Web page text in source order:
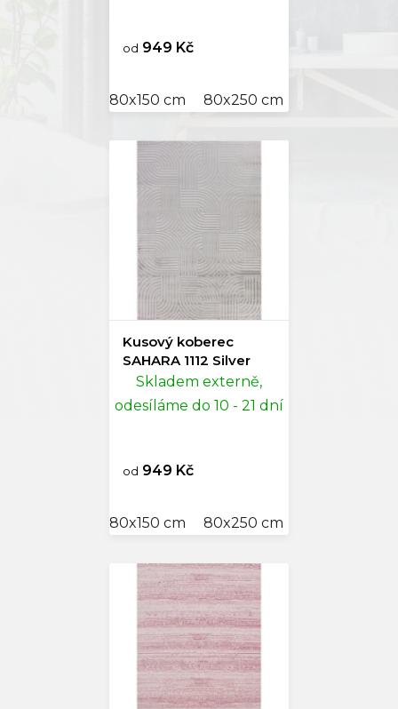
od 949 Kč
80x150 cm 80x250 cm
Kusový koberec
SAHARA 1112 Silver
Skladem externě,
odesíláme do 10 - 21 dní
od 949 Kč
80x150 cm 80x250 cm